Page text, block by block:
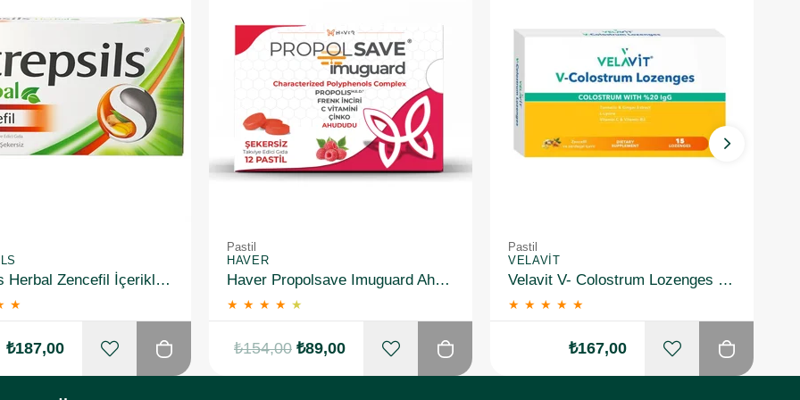
Strepsils Herbal Zencefil İçerikli Pastil Takviye Edici Gıda 16 Adet
★
₺187,00
Pastil
HAVER
Haver Propolsave Imuguard Ahududu 12 Pastil
★ ★ ★ ★ ★
₺89,00
₺154,00
Pastil
VELAVIT
Velavit V- Colostrum Lozenges 15 Pastil
★ ★ ★ ★ ★
₺167,00